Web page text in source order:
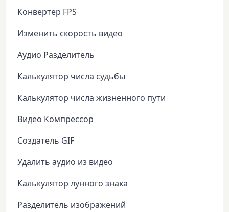
Конвертер FPS
Изменить скорость видео
Аудио Разделитель
Калькулятор числа судьбы
Калькулятор числа жизненного пути
Видео Компрессор
Создатель GIF
Удалить аудио из видео
Калькулятор лунного знака
Разделитель изображений